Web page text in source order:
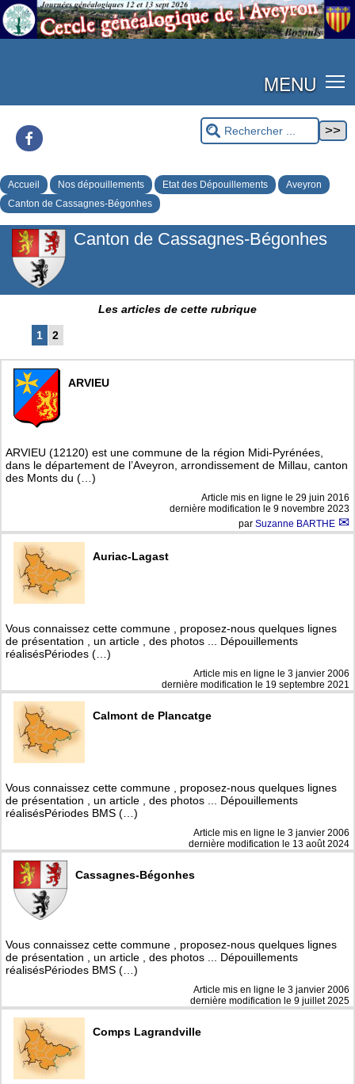
MENU
Accueil Nos dépouillements Etat des Dépouillements
Aveyron
Canton de Cassagnes-Bégonhes
Canton de Cassagnes-Bégonhes
Les articles de cette rubrique
1 2
ARVIEU
ARVIEU (12120) est une commune de la région Midi-Pyrénées,
dans le département de l’Aveyron, arrondissement de Millau, canton
des Monts du (…)
Article mis en ligne le 29 juin 2016
dernière modification le 9 novembre 2023
par Suzanne BARTHE
Auriac-Lagast
Vous connaissez cette commune , proposez-nous quelques lignes
de présentation , un article , des photos ... Dépouillements
réalisésPériodes (…)
Article mis en ligne le 3 janvier 2006
dernière modification le 19 septembre 2021
Calmont de Plancatge
Vous connaissez cette commune , proposez-nous quelques lignes
de présentation , un article , des photos ... Dépouillements
réalisésPériodes BMS (…)
Article mis en ligne le 3 janvier 2006
dernière modification le 13 août 2024
Cassagnes-Bégonhes
Vous connaissez cette commune , proposez-nous quelques lignes
de présentation , un article , des photos ... Dépouillements
réalisésPériodes BMS (…)
Article mis en ligne le 3 janvier 2006
dernière modification le 9 juillet 2025
Comps Lagrandville